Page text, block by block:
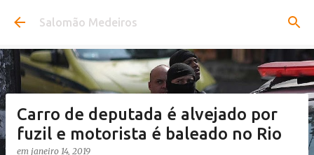
Pular para o conteúdo principal
Salomão Medeiros
Carro de deputada é alvejado por
fuzil e motorista é baleado no Rio
em janeiro 14, 2019